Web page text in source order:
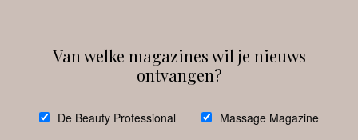
debeautyprofessional
Van welke magazines wil je nieuws
ontvangen?
De Beauty Professional Massage Magazine